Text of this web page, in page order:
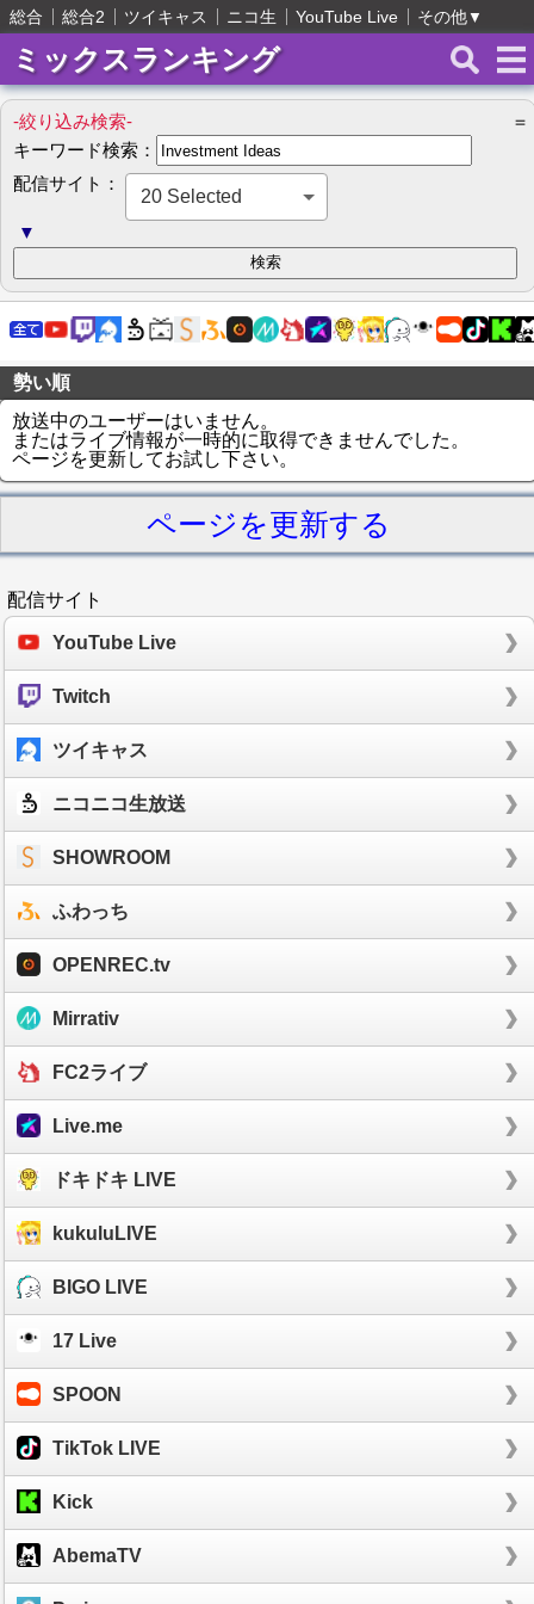
総合 総合2 ツイキャス ニコ生 YouTube Live その他▼
ミックスランキング
-絞り込み検索-
＝
キーワード検索：
配信サイト：
20 Selected
▼
勢い順
放送中のユーザーはいません。
またはライブ情報が一時的に取得できませんでした。
ページを更新してお試し下さい。
ページを更新する
配信サイト
YouTube Live
Twitch
ツイキャス
ニコニコ生放送
SHOWROOM
ふわっち
OPENREC.tv
Mirrativ
FC2ライブ
Live.me
ドキドキ LIVE
kukuluLIVE
BIGO LIVE
17 Live
SPOON
TikTok LIVE
Kick
AbemaTV